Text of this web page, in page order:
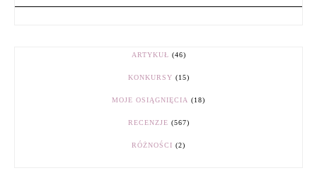
ARTYKUŁ (46)
KONKURSY (15)
MOJE OSIĄGNIĘCIA (18)
RECENZJE (567)
RÓŻNOŚCI (2)